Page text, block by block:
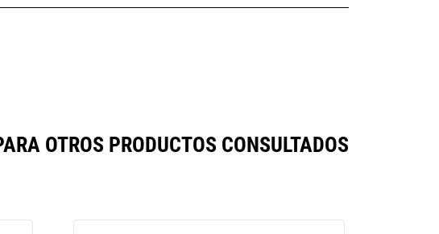
OTROS PRODUCTOS CONSULTADOS